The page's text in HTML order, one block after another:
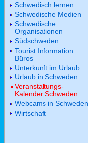
Schwedisch lernen
Schwedische Medien
Schwedische
Organisationen
Südschweden
Tourist Information
Büros
Unterkunft im Urlaub
Urlaub in Schweden
Veranstaltungs-
Kalender Schweden
Webcams in Schweden
Wirtschaft